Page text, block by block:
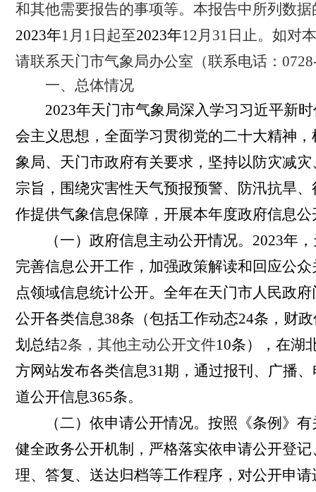
和其他需要报告的事项等。本报告中所列数
2023年1月 1 日起至2023年12月 31 日止。如对
请联系天门市气象局办公室（联系电话：
一、总体情况
2023年天门市气象局深入学习习近平新
会主义思想，全面学习贯彻党的二十大精神
象局、天门市政府有关要求，坚持以防灾减
宗旨，围绕灾害性天气预报预警、防汛抗旱
作提供气象信息保障，开展本年度政府信息公
（一）政府信息主动公开情况。 2023年
完善信息公开工作，加强政策解读和回应公
点领域信息统计公开。全年在天门市人民政
公开各类信息38条（包括工作动态24条，财
划总结2条，其他主动公开文件10条），在湖
方网站发布各类信息31期，通过报刊、广播
道公开信息365条。
（二）依申请公开情况。按照《条例》
健全政务公开机制，严格落实依申请公开登
理、答复、送达归档等工作程序，对公开申